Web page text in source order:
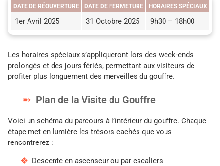
DATE DE RÉOUVERTURE DATE DE FERMETURE HORAIRES SPÉCIAUX
1er Avril 2025 31 Octobre 2025 9h30 – 18h00
Les horaires spéciaux s’appliqueront lors des week-ends
prolongés et des jours fériés, permettant aux visiteurs de
profiter plus longuement des merveilles du gouffre.
Plan de la Visite du Gouffre
Voici un schéma du parcours à l’intérieur du gouffre. Chaque
étape met en lumière les trésors cachés que vous
rencontrerez :
Descente en ascenseur ou par escaliers